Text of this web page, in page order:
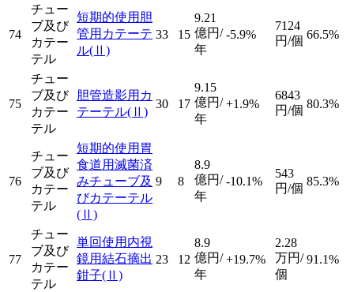
74
チュー
ブ及び
カテー
テル
短期的使用胆
管用カテーテ
ル(Ⅱ)
33 15
9.21
億円/
年
-5.9%
7124
円/個 66.5%
75
チュー
ブ及び
カテー
テル
胆管造影用カ
テーテル(Ⅱ)
30 17
9.15
億円/
年
+1.9%
6843
円/個 80.3%
76
チュー
ブ及び
カテー
テル
短期的使用胃
食道用滅菌済
みチューブ及
びカテーテル
(Ⅱ)
9 8
8.9
億円/
年
-10.1%
543
円/個
85.3%
77
チュー
ブ及び
カテー
テル
単回使用内視
鏡用結石摘出
鉗子(Ⅱ)
23 12
8.9
億円/
年
+19.7%
2.28
万円/
個
91.1%